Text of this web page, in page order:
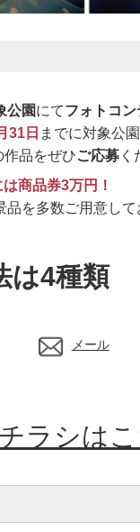
公園にてフォトコン
31日 までに対象公
作品をぜひご応募く
商品券3万円！
品を多数ご用意して
は4種類
メール
ラシはこ